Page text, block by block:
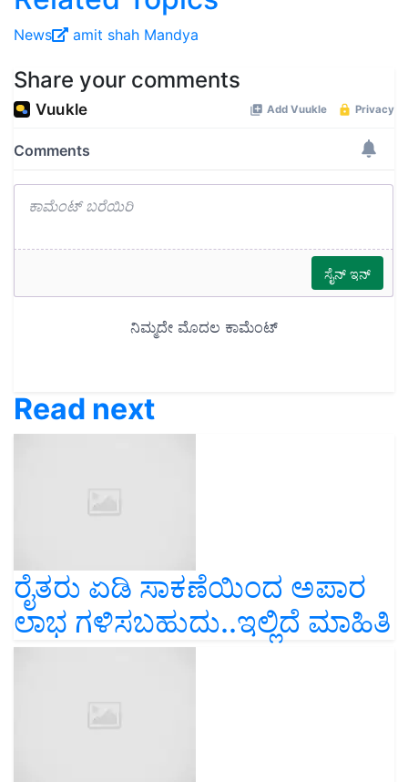
News amit shah Mandya
Share your comments
Read next
ರೈತರು ಏಡಿ ಸಾಕಣೆಯಿಂದ ಅಪಾರ
ಲಾಭ ಗಳಿಸಬಹುದು..ಇಲ್ಲಿದೆ ಮಾಹಿತಿ